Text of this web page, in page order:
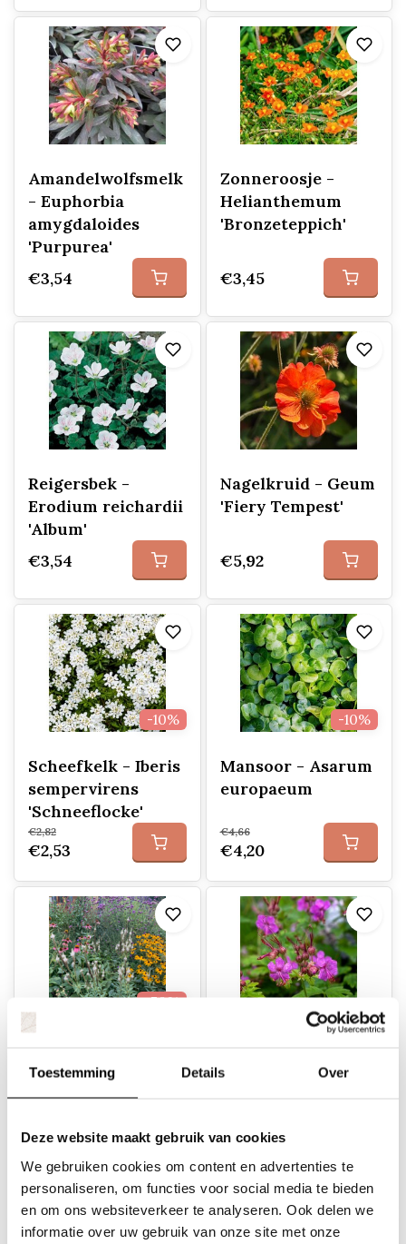
Toestemming Details Over
Deze website maakt gebruik van cookies
We gebruiken cookies om content en advertenties te
personaliseren, om functies voor social media te bieden
en om ons websiteverkeer te analyseren. Ook delen we
informatie over uw gebruik van onze site met onze
Amandelwolfsmelk
- Euphorbia
amygdaloides
'Purpurea'
€3,54
Zonneroosje -
Helianthemum
'Bronzeteppich'
€3,45
Reigersbek -
Erodium reichardii
'Album'
€3,54
Nagelkruid - Geum
'Fiery Tempest'
€5,92
-10%
Scheefkelk - Iberis
sempervirens
'Schneeflocke'
€2,82
€2,53
-10%
Mansoor - Asarum
europaeum
€4,66
€4,20
-50%
verrassingspakket
bloeiende vaste
(1m2)
€19,95
€9,95
Geranium
€3,44